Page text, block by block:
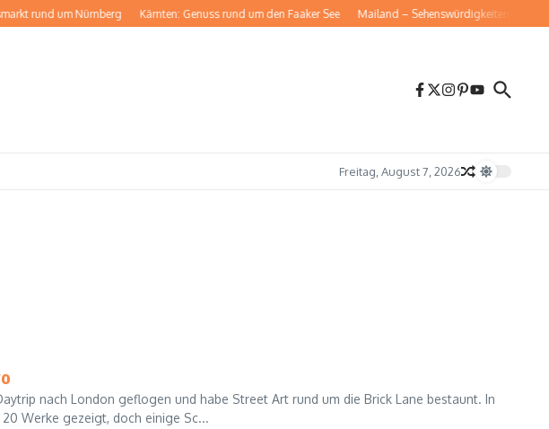
rund um Nürnberg Kärnten: Genuss rund um den Faaker See Mailand – Sehenswürdigkeiten für deinen
Freitag, August 7, 2026
nach London geflogen und habe Street Art rund um die Brick Lane bestaunt. In
Werke gezeigt, doch einige Sc...